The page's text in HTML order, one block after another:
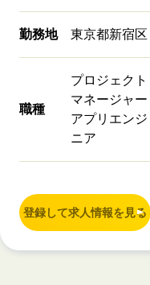
勤務地 東京都新宿区
職種
プロジェクト
マネージャー
アプリエンジ
ニア
登録して求人情報を見る